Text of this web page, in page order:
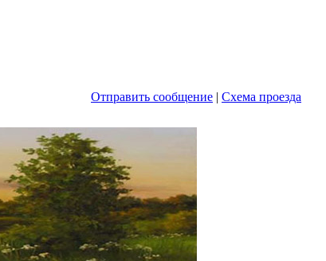
Отправить сообщение | Схема проезда